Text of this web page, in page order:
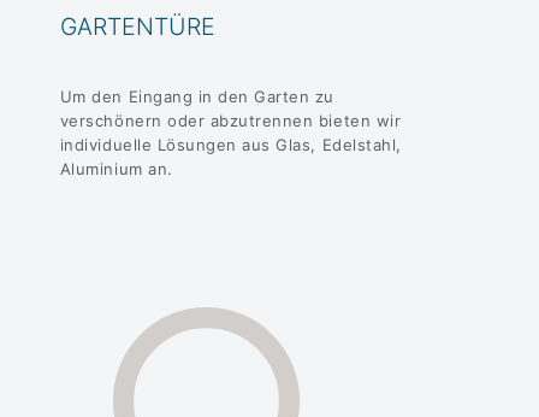
GARTENTÜRE
Um den Eingang in den Garten zu
verschönern oder abzutrennen bieten wir
individuelle Lösungen aus Glas, Edelstahl,
Aluminium an.